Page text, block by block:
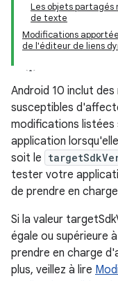
Les objets partagés
de texte
Modifications
de l'éditeur de liens
Android 10 inclut
susceptibles
modifications listées
application
soit le
tester votre
de prendre en
Si la valeur
égale ou supérieure à
prendre en charge
plus, veillez à lire